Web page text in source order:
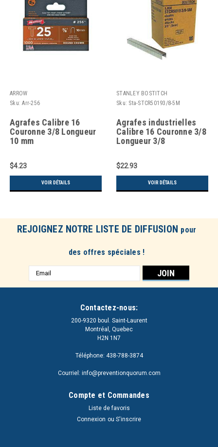
ARROW
Sku: Arr-256
Agrafes Calibre 16
Couronne 3/8 Longueur
10 mm
$4.23
VOIR DÉTAILS
STANLEY BOSTITCH
Sku: Sta-STCR50193/8-5M
Agrafes industrielles
Calibre 16 Couronne 3/8
Longueur 3/8
$22.93
VOIR DÉTAILS
REJOIGNEZ NOTRE LISTE DE DIFFUSION pour
des offres spéciales !
Adresse
e-
Contactez-nous:
200-9320 boul. Saint-Laurent
Montréal, Quebec
H2N 1N7
Téléphone: 438-788-3874
Courriel: info@preventionquorum.com
Compte et Commandes
Liste de favoris
Connexion ou S'inscrire